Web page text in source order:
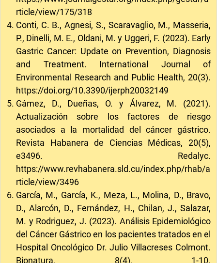
rticle/view/175/318
Conti, C. B., Agnesi, S., Scaravaglio, M., Masseria,
P., Dinelli, M. E., Oldani, M. y Uggeri, F. (2023). Early
Gastric Cancer: Update on Prevention, Diagnosis
and Treatment. International Journal of
Environmental Research and Public Health, 20(3).
https://doi.org/10.3390/ijerph20032149
Gámez, D., Dueñas, O. y Álvarez, M. (2021).
Actualización sobre los factores de riesgo
asociados a la mortalidad del cáncer gástrico.
Revista Habanera de Ciencias Médicas, 20(5),
e3496. Redalyc.
https://www.revhabanera.sld.cu/index.php/rhab/a
rticle/view/3496
García, M., García, K., Meza, L., Molina, D., Bravo,
D., Alarcón, D., Fernández, H., Chilan, J., Salazar,
M. y Rodriguez, J. (2023). Análisis Epidemiológico
del Cáncer Gástrico en los pacientes tratados en el
Hospital Oncológico Dr. Julio Villacreses Colmont.
Bionatura, 8(4), 1-10.